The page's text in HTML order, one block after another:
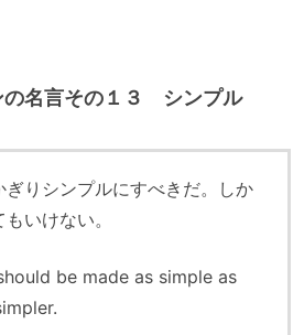
の名言その１３ シンプル
ぎりシンプルにすべきだ。しか
いけない。
be made as simple as